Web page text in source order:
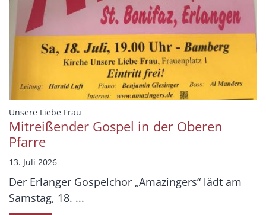
Unsere Liebe Frau
Mitreißender Gospel in der Oberen
Pfarre
13. Juli 2026
Der Erlanger Gospelchor „Amazingers“ lädt am
Samstag, 18. ...